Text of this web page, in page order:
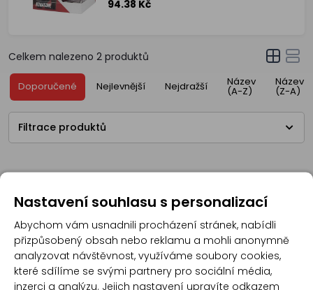
94.38 Kč
Celkem nalezeno 2 produktů
Doporučené Nejlevnější Nejdražší Název
(A-Z)
Název
(Z-A)
Filtrace produktů
Nastavení souhlasu s personalizací
Abychom vám usnadnili procházení stránek, nabídli
přizpůsobený obsah nebo reklamu a mohli anonymně
analyzovat návštěvnost, využíváme soubory cookies,
které sdílíme se svými partnery pro sociální média,
inzerci a analýzu. Jejich nastavení upravíte odkazem